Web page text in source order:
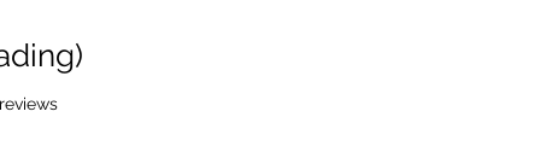
stars based on 5 reviews